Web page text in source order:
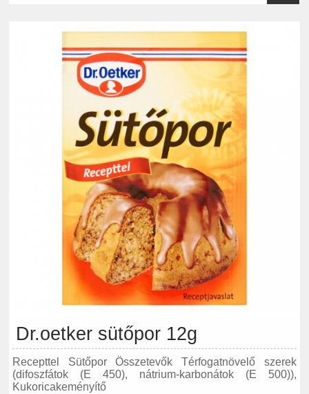
Dr.oetker sütőpor 12g
Recepttel Sütőpor Összetevők Térfogatnövelő szerek
(difoszfátok (E 450), nátrium-karbonátok (E 500)),
Kukoricakeményítő